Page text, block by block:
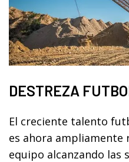
DESTREZA
El creciente talento
es ahora ampliamente
equipo alcanzando las